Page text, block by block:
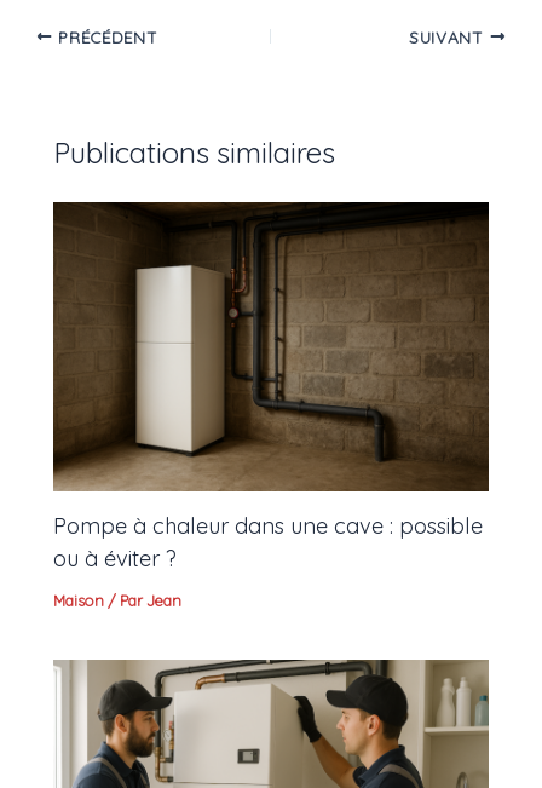
PRÉCÉDENT SUIVANT
Publications similaires
Pompe à chaleur dans une cave : possible
ou à éviter ?
Maison / ParJean